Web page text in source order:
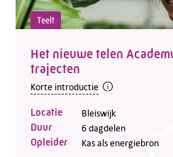
Teelt
Het nieuwe telen
trajecten
Korte introductie
Locatie Bleiswijk
Duur 6 dagdelen
Opleider Kas als energiebron